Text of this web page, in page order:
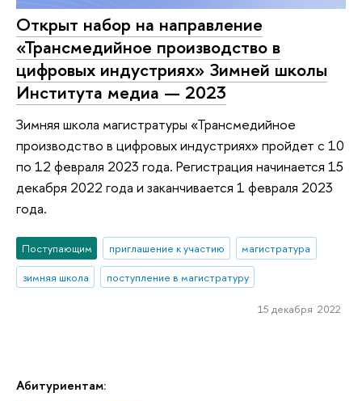
Абитуриентам:
Открыт набор на направление
«Трансмедийное производство в
цифровых индустриях» Зимней школы
Института медиа — 2023
Зимняя школа магистратуры «Трансмедийное
производство в цифровых индустриях» пройдет с 10
по 12 февраля 2023 года. Регистрация начинается 15
декабря 2022 года и заканчивается 1 февраля 2023
года.
Поступающим приглашение к участию
магистратура
зимняя школа
поступление в магистратуру
15 декабря 2022